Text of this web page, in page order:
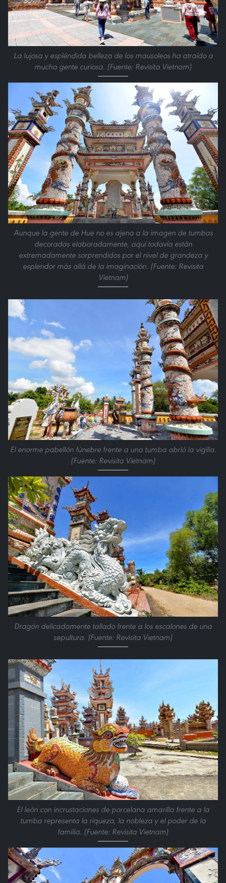
La lujosa y espléndida belleza de los mausoleos ha atraído a
mucha gente curiosa. (Fuente: Revisita Vietnam)
Aunque la gente de Hue no es ajena a la imagen de tumbas
decoradas elaboradamente, aquí todavía están
extremadamente sorprendidos por el nivel de grandeza y
esplendor más allá de la imaginación. (Fuente: Revisita
Vietnam)
El enorme pabellón fúnebre frente a una tumba abrió la vigilia.
(Fuente: Revisita Vietnam)
Dragón delicadamente tallado frente a los escalones de una
sepultura. (Fuente: Revisita Vietnam)
El león con incrustaciones de porcelana amarilla frente a la
tumba representa la riqueza, la nobleza y el poder de la
familia. (Fuente: Revisita Vietnam)